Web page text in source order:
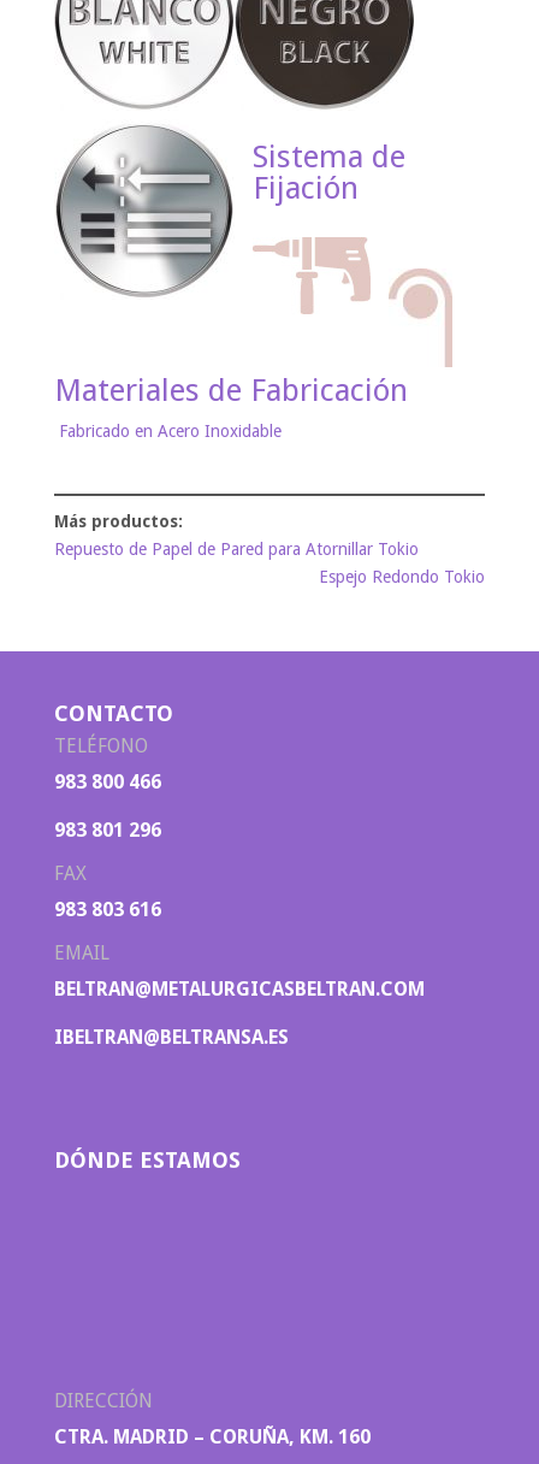
Sistema de
Fijación
Materiales de Fabricación
Fabricado en Acero Inoxidable
Repuesto de Papel de Pared para Atornillar Tokio
Espejo Redondo Tokio
CONTACTO
TELÉFONO
983 800 466
983 801 296
FAX
983 803 616
EMAIL
BELTRAN@METALURGICASBELTRAN.COM
IBELTRAN@BELTRANSA.ES
DÓNDE ESTAMOS
DIRECCIÓN
CTRA. MADRID – CORUÑA, KM. 160